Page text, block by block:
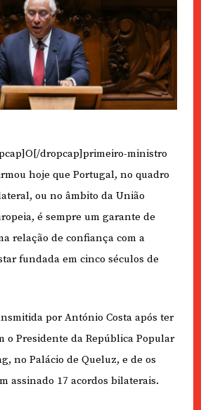
dropcap]primeiro-ministro
hoje que Portugal, no quadro
ou no âmbito da União
é sempre um garante de
relação de confiança com a
fundada em cinco séculos de
por António Costa após ter
o Presidente da República Popular
no Palácio de Queluz, e de os
assinado 17 acordos bilaterais.